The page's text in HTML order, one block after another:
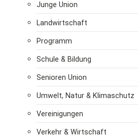
Junge Union
Landwirtschaft
Programm
Schule & Bildung
Senioren Union
Umwelt, Natur & Klimaschutz
Vereinigungen
Verkehr & Wirtschaft